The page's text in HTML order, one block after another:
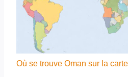
Où se trouve Oman sur la